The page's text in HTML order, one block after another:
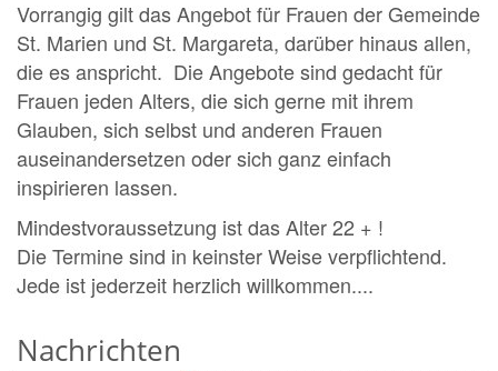
Vorrangig gilt das Angebot für Frauen der Gemeinde
St. Marien und St. Margareta, darüber hinaus allen,
die es anspricht. Die Angebote sind gedacht für
Frauen jeden Alters, die sich gerne mit ihrem
Glauben, sich selbst und anderen Frauen
auseinandersetzen oder sich ganz einfach
inspirieren lassen.
Mindestvoraussetzung ist das Alter 22 + !
Die Termine sind in keinster Weise verpflichtend.
Jede ist jederzeit herzlich willkommen....
Nachrichten